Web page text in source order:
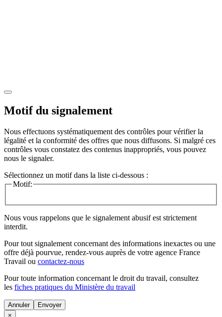
Motif du signalement
Nous effectuons systématiquement des contrôles pour vérifier la
légalité et la conformité des offres que nous diffusons. Si malgré ces
contrôles vous constatez des contenus inappropriés, vous pouvez
nous le signaler.
Sélectionnez un motif dans la liste ci-dessous :
Motif:
Nous vous rappelons que le signalement abusif est strictement
interdit.
Pour tout signalement concernant des informations inexactes ou une
offre déjà pourvue, rendez-vous auprès de votre agence France
Travail ou contactez-nous
Pour toute information concernant le droit du travail, consultez
les fiches pratiques du Ministère du travail
Annuler
×